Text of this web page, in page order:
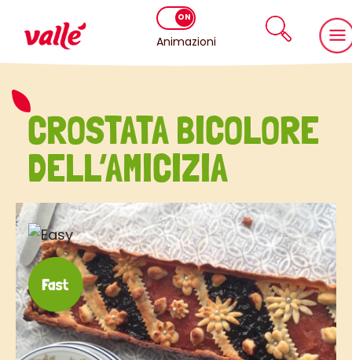
Animazioni
CROSTATA BICOLORE
DELL’AMICIZIA